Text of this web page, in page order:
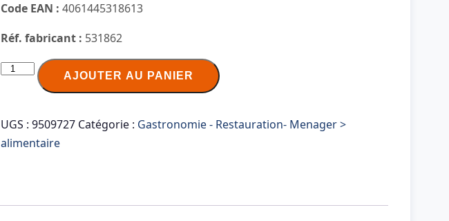
Code EAN : 4061445318613
Réf. fabricant : 531862
quantité
Cappuccino-
Topping
AJOUTER AU PANIER
UGS :9509727 Catégorie : Gastronomie - Restauration- Menager >
alimentaire